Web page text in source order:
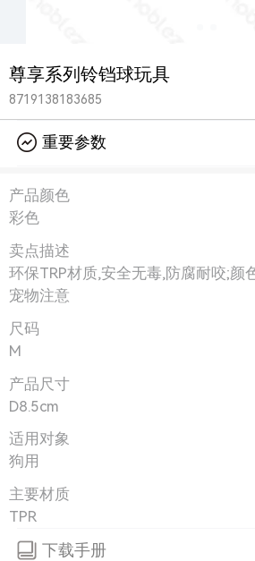
尊享系列铃铛球玩具
8719138183685
重要参数
产品颜色
彩色
卖点描述
环保TRP材质,安全无毒,防腐耐咬;颜
宠物注意
尺码
M
产品尺寸
D8.5cm
适用对象
狗用
主要材质
TPR
下载手册